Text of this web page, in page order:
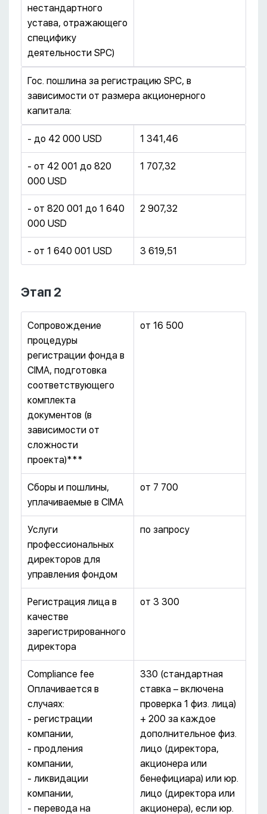
нестандартного
устава, отражающего
специфику
деятельности SPC)
Гос. пошлина за регистрацию SPC, в
зависимости от размера акционерного
капитала:
- до 42 000 USD 1 341,46
- от 42 001 до 820
000 USD
1 707,32
- от 820 001 до 1 640
000 USD
2 907,32
- от 1 640 001 USD 3 619,51
Этап 2
Сопровождение
процедуры
регистрации фонда в
CIMA, подготовка
соответствующего
комплекта
документов (в
зависимости от
сложности
проекта)***
от 16 500
Cборы и пошлины,
уплачиваемые в CIMA
от 7 700
Услуги
профессиональных
директоров для
управления фондом
по запросу
Регистрация лица в
качестве
зарегистрированного
директора
от 3 300
Compliance fee
Оплачивается в
случаях:
- регистрации
компании,
- продления
компании,
- ликвидации
компании,
- перевода на
330 (стандартная
ставка – включена
проверка 1 физ. лица)
+ 200 за каждое
дополнительное физ.
лицо (директора,
акционера или
бенефициара) или юр.
лицо (директора или
акционера), если юр.